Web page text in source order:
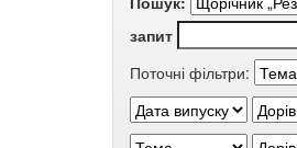
запит
Поточні фільтри: